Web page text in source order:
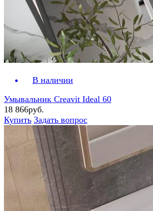
В наличии
Умывальник Creavit Ideal 60
18 866руб.
Купить Задать вопрос